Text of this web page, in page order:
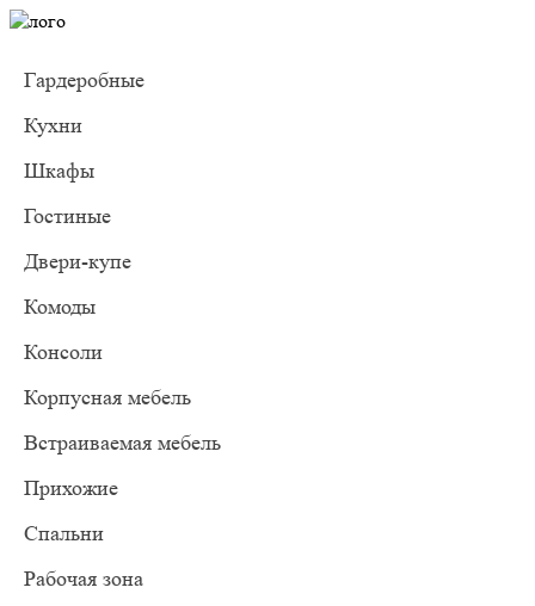
Гардеробные
Кухни
Шкафы
Гостиные
Двери-купе
Комоды
Консоли
Корпусная мебель
Встраиваемая мебель
Прихожие
Спальни
Рабочая зона